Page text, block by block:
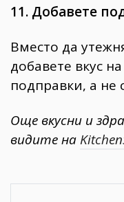
11. Добавете
Вместо да
добавете вкус
подправки, а не
Още вкусни и
видите на